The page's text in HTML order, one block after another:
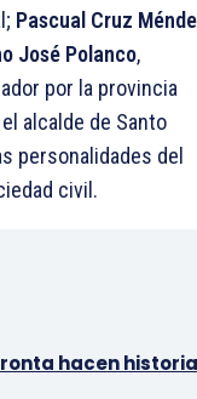
Pascual Cruz
José Polanco,
por la provincia
el alcalde de Santo
personalidades del
civil.
hacen